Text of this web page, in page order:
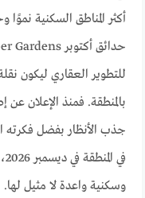
أكثر المناطق السكنية
للتطوير العقاري ليكون
جذب الأنظار بفضل فكرته
وسكنية واعدة لا مثيل لها.